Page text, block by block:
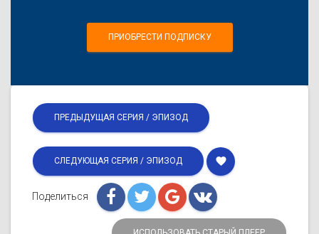
ПРИОБРЕСТИ ПОДПИСКУ
ПРЕДЫДУЩАЯ СЕРИЯ / ЭПИЗОД
СЛЕДУЮЩАЯ СЕРИЯ / ЭПИЗОД favorite
Поделиться